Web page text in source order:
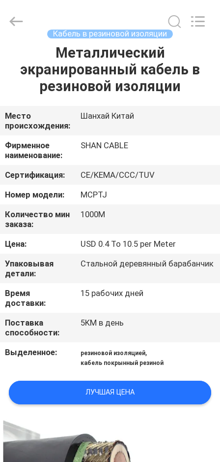
ГЛАВНАЯ
СТРАНИЦА
РОЛИКИ
VR
ШОУ
О
КОМПАНИИ
НАША
ФАБРИКА
КОНТРОЛЬ
ДАННЫЕ
НОВОСТИ
BLOG
Shenghua
Cable
Кабель в резиновой изоляции
Металлический
экранированный кабель в
резиновой изоляции
Место
происхождения:
Шанхай Китай
Фирменное
наименование:
SHAN CABLE
Сертификация:
CE/KEMA/CCC/TUV
Номер модели:
MCPTJ
Количество мин
заказа:
1000М
Цена:
USD 0.4 To 10.5 per Meter
Упаковывая
детали:
Стальной деревянный барабанчик
Время
доставки:
15 рабочих дней
Поставка
способности:
5KM в день
Выделенное: резиновой изоляцией,
кабель покрынный резиной
ЛУЧШАЯ ЦЕНА